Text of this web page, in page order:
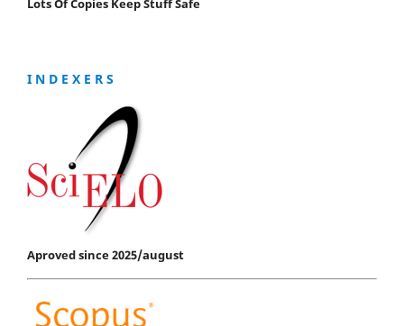
Lots Of Copies Keep Stuff Safe
I N D E X E R S
Aproved since 2025/august